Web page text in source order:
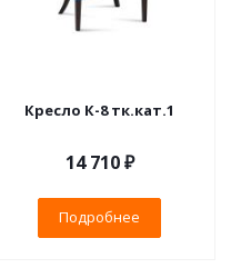
Кресло К-8 тк.кат.1
14 710 ₽
Подробнее